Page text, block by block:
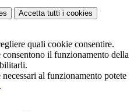
Accetta tutti i cookies
quali cookie consentire.
il funzionamento della
al funzionamento potete
.